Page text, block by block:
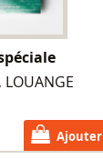
LOUANGE
Ajouter